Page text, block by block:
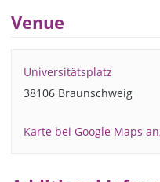
Venue
Universitätsplatz
38106 Braunschweig
Karte bei Google Maps